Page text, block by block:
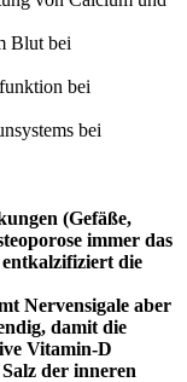
Blut bei
bei
bei
(Gefäße,
immer das
die
Nervensigale aber
damit die
Vitamin-D
der inneren